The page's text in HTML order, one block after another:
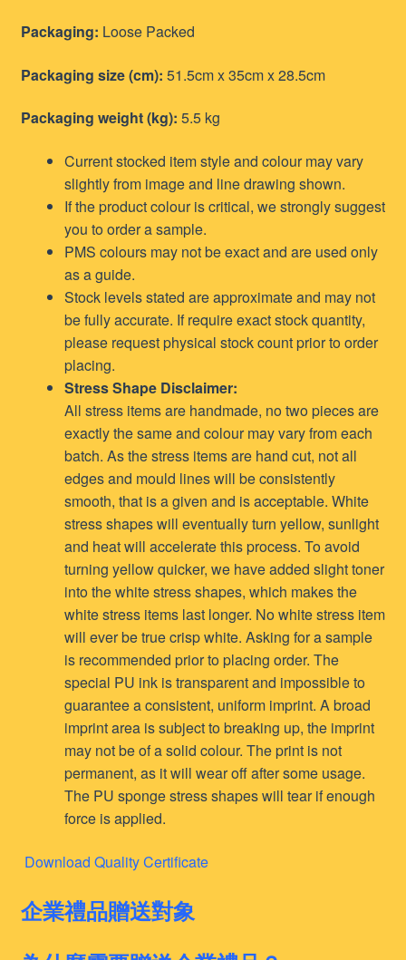
Packaging: Loose Packed
Packaging size (cm): 51.5cm x 35cm x 28.5cm
Packaging weight (kg): 5.5 kg
Current stocked item style and colour may vary
slightly from image and line drawing shown.
If the product colour is critical, we strongly suggest
you to order a sample.
PMS colours may not be exact and are used only
as a guide.
Stock levels stated are approximate and may not
be fully accurate. If require exact stock quantity,
please request physical stock count prior to order
placing.
Stress Shape Disclaimer:
All stress items are handmade, no two pieces are
exactly the same and colour may vary from each
batch. As the stress items are hand cut, not all
edges and mould lines will be consistently
smooth, that is a given and is acceptable. White
stress shapes will eventually turn yellow, sunlight
and heat will accelerate this process. To avoid
turning yellow quicker, we have added slight toner
into the white stress shapes, which makes the
white stress items last longer. No white stress item
will ever be true crisp white. Asking for a sample
is recommended prior to placing order. The
special PU ink is transparent and impossible to
guarantee a consistent, uniform imprint. A broad
imprint area is subject to breaking up, the imprint
may not be of a solid colour. The print is not
permanent, as it will wear off after some usage.
The PU sponge stress shapes will tear if enough
force is applied.
Download Quality Certificate
企業禮品贈送對象